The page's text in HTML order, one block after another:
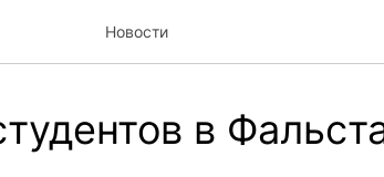
Новости
в